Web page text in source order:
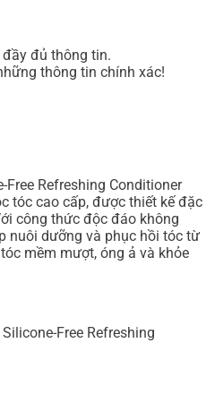
đủ thông tin.
thông tin chính xác!
Refreshing Conditioner
tóc cao cấp, được thiết kế đặc
công thức độc đáo không
nuôi dưỡng và phục hồi tóc từ
mềm mượt, óng ả và khỏe
Free Refreshing